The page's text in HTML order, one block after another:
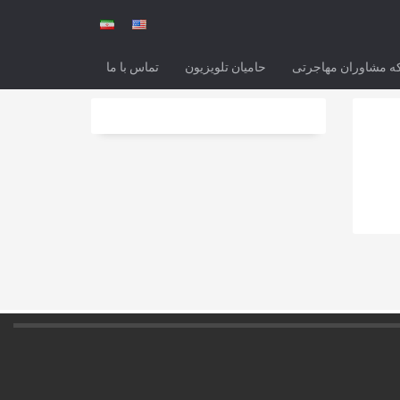
مشاوران مهاجرتی حامیان تلویزیون تماس با ما